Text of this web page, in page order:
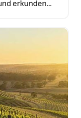
erkunden…